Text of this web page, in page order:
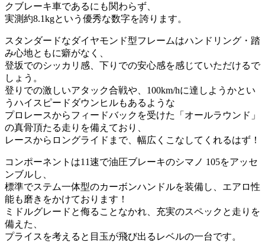
クブレーキ車であるにも関わらず、
実測約8.1kgという優秀な数字を誇ります。
スタンダードなダイヤモンド型フレームはハンドリング・踏
み心地ともに癖がなく、
登坂でのシッカリ感、下りでの安心感を感じていただけるで
しょう。
登りでの激しいアタック合戦や、100km/hに達しようかとい
うハイスピードダウンヒルもあるような
プロレースからフィードバックを受けた「オールラウンド」
の真骨頂たる走りを備えており、
レースからロングライドまで、幅広くこなしてくれるはず！
コンポーネントは11速で油圧ブレーキのシマノ 105をアッセ
ンブルし、
標準でステム一体型のカーボンハンドルを装備し、エアロ性
能も磨きをかけております！
ミドルグレードと侮ることなかれ、充実のスペックと走りを
備えた、
プライスを考えると目玉が飛び出るレベルの一台です。